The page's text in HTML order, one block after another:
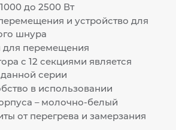
до 2500 Вт
и устройство для
шнура
для перемещения
с 12 секциями является
серии
в использовании
– молочно-белый
от перегрева и замерзания